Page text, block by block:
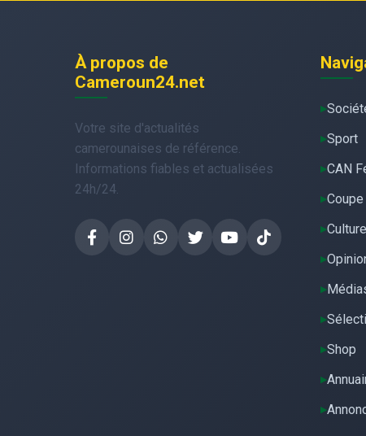
À propos de
Cameroun24.net
Votre site d'actualités
camerounaises de référence.
Informations fiables et actualisées
24h/24.
Sport
CAN
Culture
Shop